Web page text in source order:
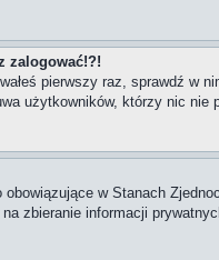
zalogować!?!
pierwszy raz, sprawdź w
użytkowników, którzy nic
w Stanach
zbieranie informacji